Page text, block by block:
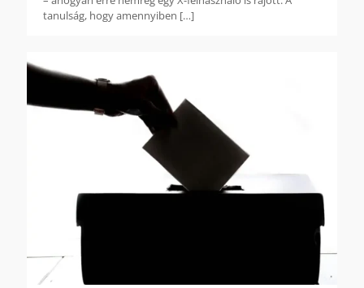
tanulság, hogy amennyiben […]